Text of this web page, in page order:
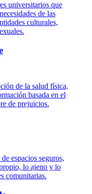
universitarios que
de las
culturales,
de la salud física,
basada en el
de prejuicios.
espacios seguros,
lo ajeno y lo
comunitarias.